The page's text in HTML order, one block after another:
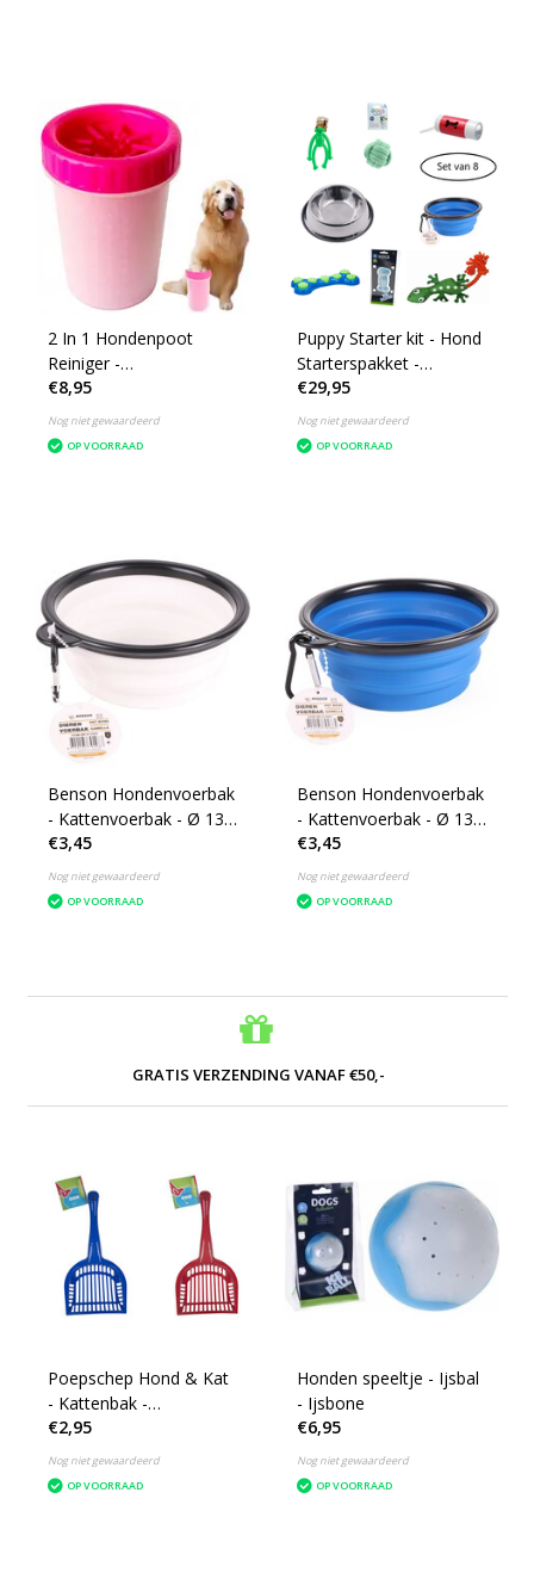
2 In 1 Hondenpoot
Reiniger -
Hondenborstel - Borstel
- Hondenverzorging -
Verzorging Hond -
€8,95
Nog niet gewaardeerd
OP VOORRAAD
Puppy Starter kit - Hond
Starterspakket -
Speelgoed, waterbak,
voerbak, poepzakjes
€29,95
Nog niet gewaardeerd
OP VOORRAAD
Benson Hondenvoerbak
- Kattenvoerbak - Ø 13
cm - Opvouwbaar - Wit
€3,45
Nog niet gewaardeerd
OP VOORRAAD
Benson Hondenvoerbak
- Kattenvoerbak - Ø 13
cm - Opbouwbaar -
Blauw
€3,45
Nog niet gewaardeerd
OP VOORRAAD
GRATIS VERZENDING VANAF €50,-
Poepschep Hond & Kat
- Kattenbak -
Hondenpoep
€2,95
Nog niet gewaardeerd
OP VOORRAAD
Honden speeltje - Ijsbal
- Ijsbone
€6,95
Nog niet gewaardeerd
OP VOORRAAD